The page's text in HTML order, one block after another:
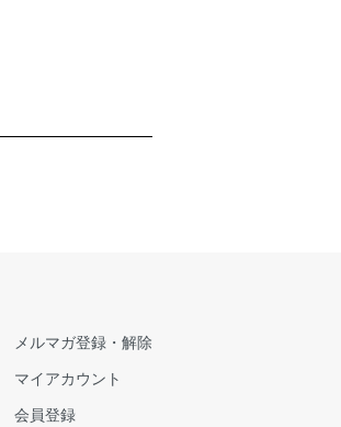
メルマガ登録・解除
マイアカウント
会員登録